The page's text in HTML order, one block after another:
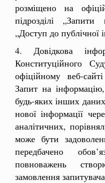
розміщено на
підрозділі
„Доступ до публічної
4. Довідкова
Конституційного
офіційному веб-
Запит на
будь-яких інших
нової інформації
аналітичних,
може бути
передбачено
повноважень
замовлення